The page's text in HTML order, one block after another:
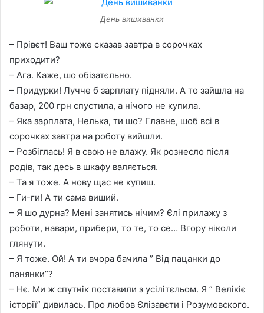
День вишиванки
– Прівєт! Ваш тоже сказав завтра в сорочках
приходити?
– Ага. Каже, шо обізатєльно.
– Придурки! Лучче б зарплату підняли. А то зайшла на
базар, 200 грн спустила, а нічого не купила.
– Яка зарплата, Нелька, ти шо? Главне, шоб всі в
сорочках завтра на роботу вийшли.
– Розбіглась! Я в свою не влажу. Як рознесло після
родів, так десь в шкафу валяється.
– Та я тоже. А нову щас не купиш.
– Ги-ги! А ти сама виший.
– Я шо дурна? Мені занятись нічим? Єлі прилажу з
роботи, навари, прибери, то те, то се… Вгору ніколи
глянути.
– Я тоже. Ой! А ти вчора бачила ” Від пацанки до
панянки”?
– Нє. Ми ж спутнік поставили з усілітєльом. Я ” Велікіє
історії” дивилась. Про любов Єлізавєти і Розумовского.